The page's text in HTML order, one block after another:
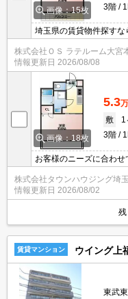
画像：15枚
3階
埼玉県の賃貸物件探すな
の中でも埼玉県に特化
可能！インターネット
す。初期費用のキャン
支払いも対応しており
となります。
株式会社ＯＳ ラテルーム大宮
情報更新日 2026/08/08
画像：18枚
5.3
敷
1
3階
お客様のニーズに合わせ
情報数No.1のタウンハ
株式会社タウンハウジング埼
情報更新日 2026/08/02
残
賃貸マンション ウイング上
東武